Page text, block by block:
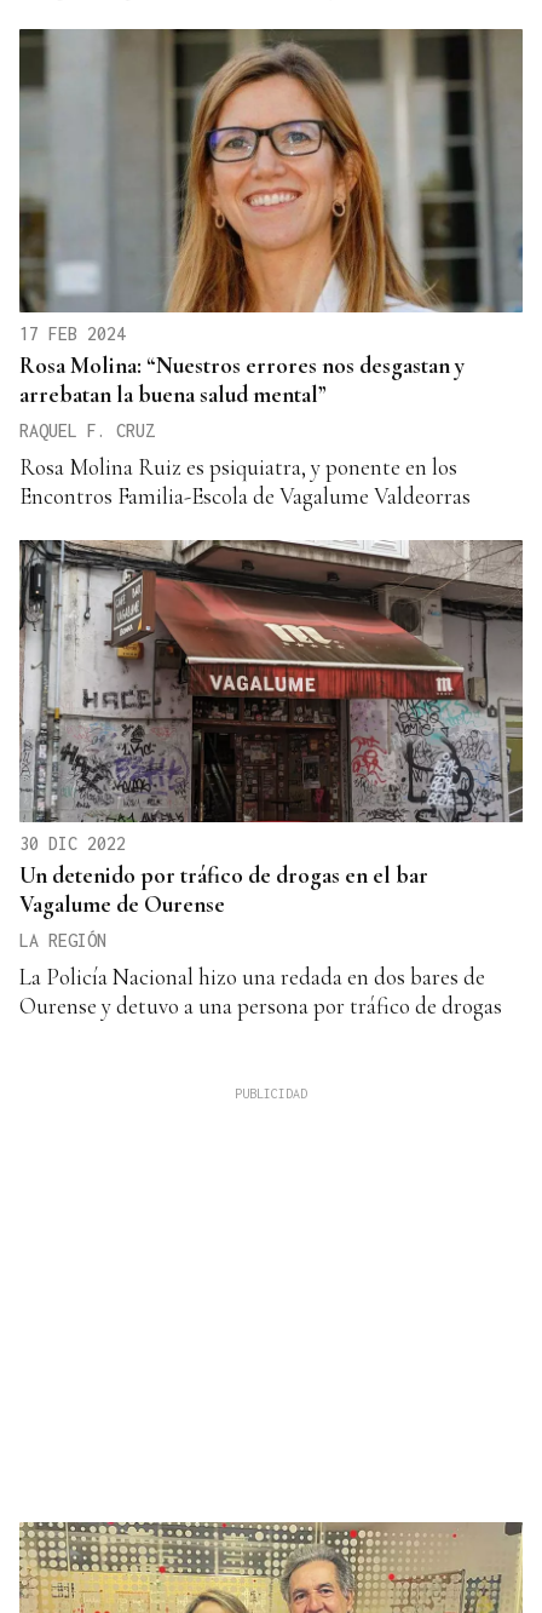
17 FEB 2024
Rosa Molina: “Nuestros errores nos desgastan y
arrebatan la buena salud mental”
RAQUEL F. CRUZ
Rosa Molina Ruiz es psiquiatra, y ponente en los
Encontros Familia-Escola de Vagalume Valdeorras
30 DIC 2022
Un detenido por tráfico de drogas en el bar
Vagalume de Ourense
LA REGIÓN
La Policía Nacional hizo una redada en dos bares de
Ourense y detuvo a una persona por tráfico de drogas